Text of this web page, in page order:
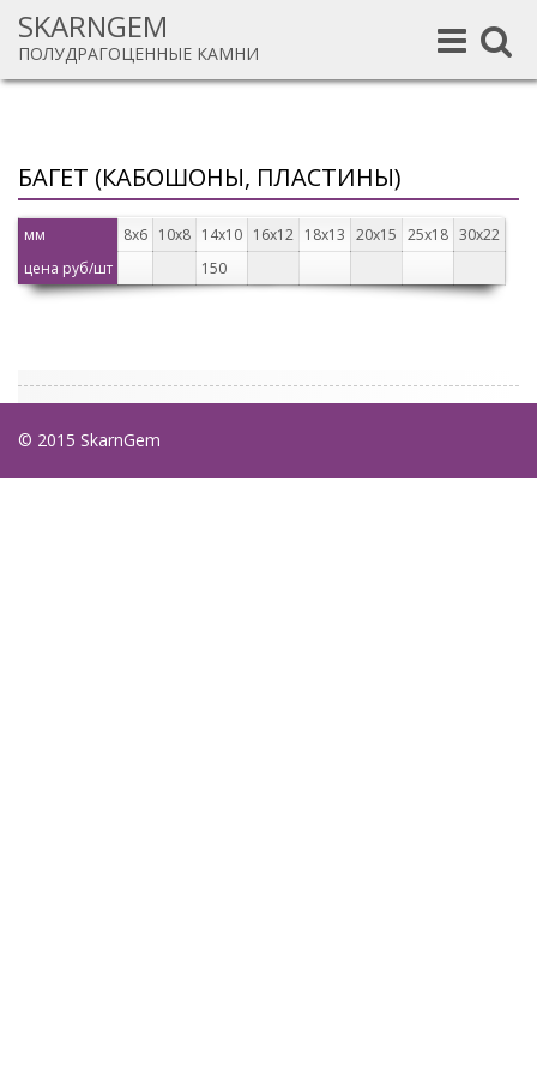
SKARNGEM
ПОЛУДРАГОЦЕННЫЕ КАМНИ
Toggle
Toggle
navigation
БАГЕТ (КАБОШОНЫ, ПЛАСТИНЫ)
мм 8х6 10х8 14х10 16х12 18х13 20х15 25х18 30х22
цена руб/шт
150
© 2015 SkarnGem